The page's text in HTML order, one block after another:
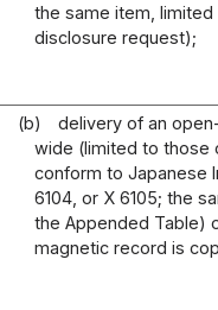
the same item,
disclosure request);
(b)
delivery of an
wide (limited to those
conform to Japanese
6104, or X 6105; the
the Appended Table)
magnetic record is